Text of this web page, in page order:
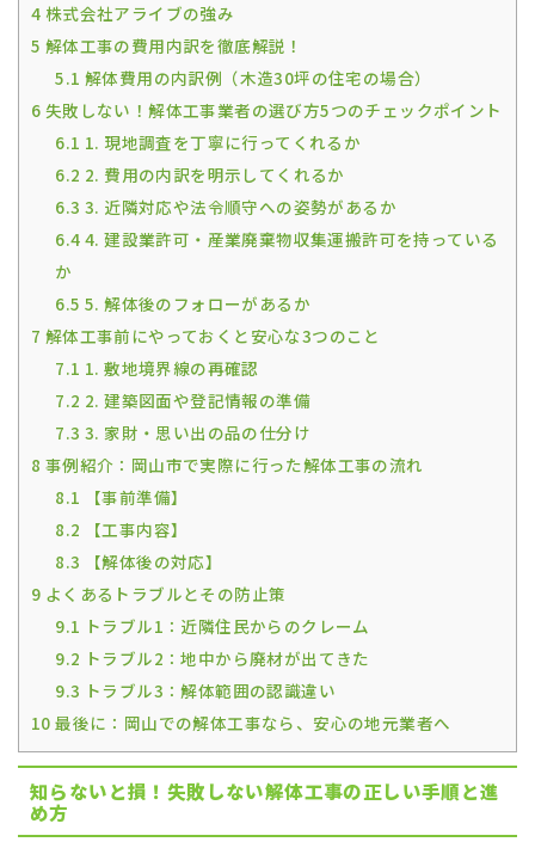
4 株式会社アライブの強み
5 解体工事の費用内訳を徹底解説！
5.1 解体費用の内訳例（木造30坪の住宅の場合）
6 失敗しない！解体工事業者の選び方5つのチェックポイント
6.1 1. 現地調査を丁寧に行ってくれるか
6.2 2. 費用の内訳を明示してくれるか
6.3 3. 近隣対応や法令順守への姿勢があるか
6.4 4. 建設業許可・産業廃棄物収集運搬許可を持っている
か
6.5 5. 解体後のフォローがあるか
7 解体工事前にやっておくと安心な3つのこと
7.1 1. 敷地境界線の再確認
7.2 2. 建築図面や登記情報の準備
7.3 3. 家財・思い出の品の仕分け
8 事例紹介：岡山市で実際に行った解体工事の流れ
8.1 【事前準備】
8.2 【工事内容】
8.3 【解体後の対応】
9 よくあるトラブルとその防止策
9.1 トラブル1：近隣住民からのクレーム
9.2 トラブル2：地中から廃材が出てきた
9.3 トラブル3：解体範囲の認識違い
10 最後に：岡山での解体工事なら、安心の地元業者へ
知らないと損！失敗しない解体工事の正しい手順と進
め方